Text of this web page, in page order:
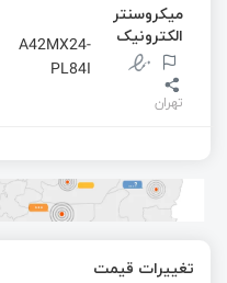
میکروسنتر
الکترونیک
تهران
A42MX24-
PL84I
تغییرات قیمت